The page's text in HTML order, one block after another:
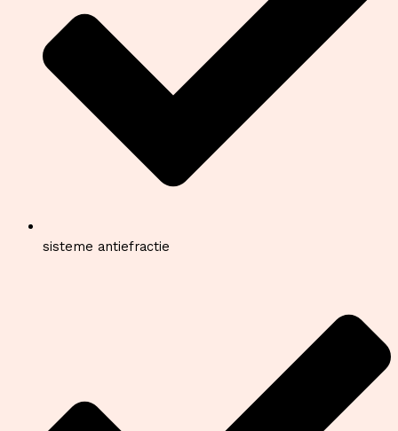
sisteme antiefractie